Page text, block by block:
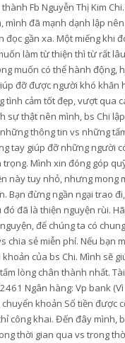
Fb Nguyễn Thị Kim
mình đã mạnh dạnh lập
đọc gần xa. Một miếng khi
làm từ thiện thì từ rất
muốn có thể hành động,
đỡ được người khó khăn
tình cảm tốt đẹp, vượt qua
sự thật nên mình, bs Chi
thông tin vs những
tay giúp đỡ những người
Mình xin đóng góp
này tuy nhỏ, nhưng
Bạn đừng ngần ngại trao
đó đã là thiện nguyện rùi.
để chúng ta có
chia sẻ miễn phí. Nếu bạn
của bs Chi. Mình sẽ
lòng chân thành nhất.
Ngân hàng: Vp bank
chuyển khoản Số tiền
công khai. Đến đây mình,
thời gian qua vs trong